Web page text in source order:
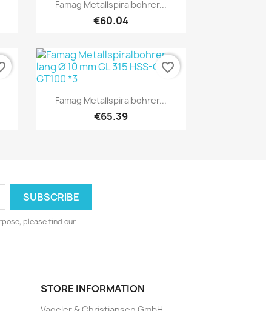
Famag Metallspiralbohrer...
€60.04
Quick view
Famag Metallspiralbohrer...
€65.39
favorite_border
please find our
STORE INFORMATION